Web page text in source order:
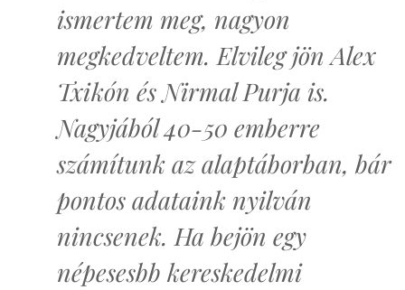
ismertem meg, nagyon
megkedveltem. Elvileg jön Alex
Txikón és Nirmal Purja is.
Nagyjából 40-50 emberre
számítunk az alaptáborban, bár
pontos adataink nyilván
nincsenek. Ha bejön egy
népesesbb kereskedelmi